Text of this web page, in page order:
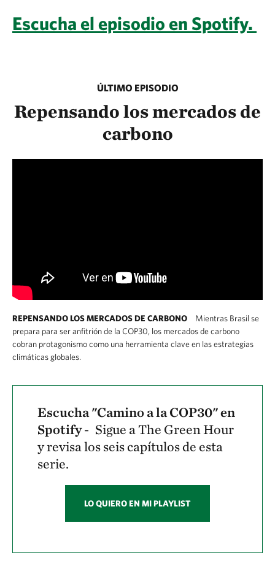
Escucha el episodio en Spotify.
ÚLTIMO EPISODIO
Repensando los mercados de
carbono
REPENSANDO LOS MERCADOS DE CARBONO
Mientras Brasil se
prepara para ser anfitrión de la COP30, los mercados de carbono
cobran protagonismo como una herramienta clave en las estrategias
climáticas globales.
Escucha "Camino a la COP30" en
Spotify - Sigue a The Green Hour
y revisa los seis capítulos de esta
serie.
LO QUIERO EN MI PLAYLIST